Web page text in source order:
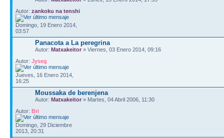
Autor: zankoku na tenshi
Domingo, 19 Enero 2014,
03:57
Panacota a La peregrina
Autor: Matxakeitor » Viernes, 03 Enero 2014, 09:16
Autor: Jyseg
Jueves, 16 Enero 2014,
16:25
Moussaka de berenjena
Autor: Matxakeitor » Martes, 04 Abril 2006, 11:30
Autor: Bri
Domingo, 29 Diciembre
2013, 20:31